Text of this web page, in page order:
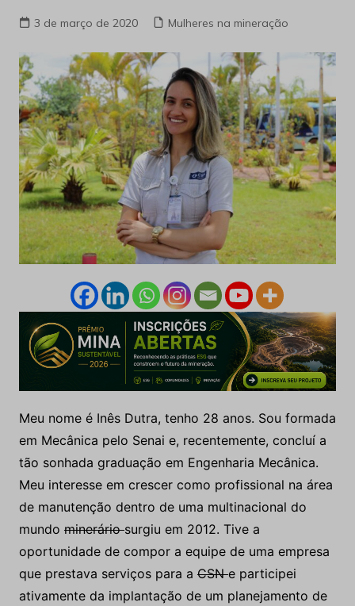
3 de março de 2020 Mulheres na mineração
Meu nome é Inês Dutra, tenho 28 anos. Sou formada
em Mecânica pelo Senai e, recentemente, concluí a
tão sonhada graduação em Engenharia Mecânica.
Meu interesse em crescer como profissional na área
de manutenção dentro de uma multinacional do
mundo mineráriosurgiu em 2012. Tive a
oportunidade de compor a equipe de uma empresa
que prestava serviços para a CSNe participei
ativamente da implantação de um planejamento de